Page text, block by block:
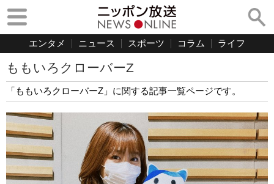
エンタメ ニュース スポーツ コラム ライフ
ももいろクローバーZ
「ももいろクローバーZ」に関する記事一覧ページです。